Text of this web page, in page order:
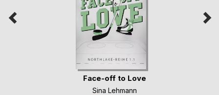
Face-off to Love
Sina Lehmann